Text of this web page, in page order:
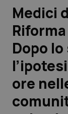
Scienza e
Studi e
Lettere al
Edizioni
QS Pro
Medici
Dopo
ore